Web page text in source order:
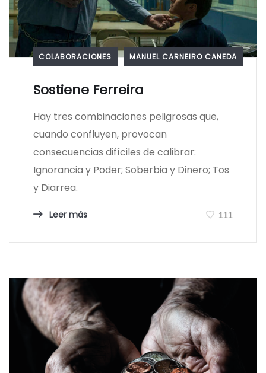
COLABORACIONES MANUEL CARNEIRO CANEDA
Sostiene Ferreira
Hay tres combinaciones peligrosas que,
cuando confluyen, provocan
consecuencias difíciles de calibrar:
Ignorancia y Poder; Soberbia y Dinero; Tos
y Diarrea.
Leer más 111